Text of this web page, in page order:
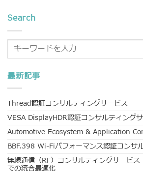
Search
最新記事
Thread認証コンサルティングサービス
VESA DisplayHDR認証コンサルティング
Automotive Ecosystem & Application
BBF.398 Wi-Fiパフォーマンス認証コンサ
無線通信（RF）コンサルティングサービ
での統合最適化